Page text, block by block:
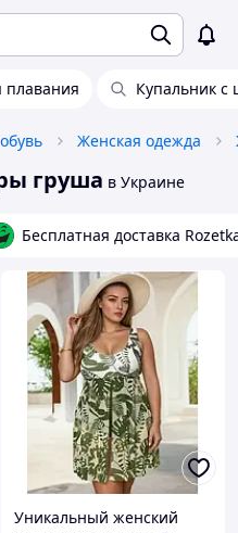
плавания Купальник с
Женская одежда
груша в Украине
Бесплатная доставка
Уникальный женский